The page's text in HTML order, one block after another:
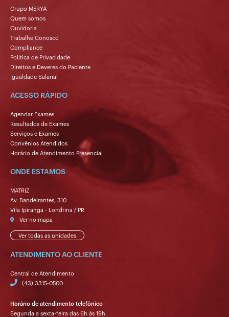
Grupo MERYA
Quem somos
Ouvidoria
Trabalhe Conosco
Compliance
Política de Privacidade
Direitos e Deveres do Paciente
Igualdade Salarial
ACESSO RÁPIDO
Agendar Exames
Resultados de Exames
Serviços e Exames
Convênios Atendidos
Horário de Atendimento Presencial
ONDE ESTAMOS
MATRIZ
Av. Bandeirantes, 310
Vila Ipiranga - Londrina / PR
Ver no mapa
Ver todas as unidades
ATENDIMENTO AO CLIENTE
Central de Atendimento
(43) 3315-0500
Horário de atendimento telefônico
Segunda a sexta-feira das 6h às 19h